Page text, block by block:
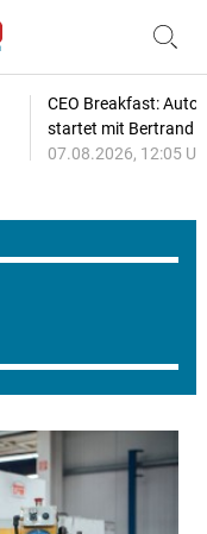
CEO Breakfast:
startet mit Bertrand
07.08.2026, 12:05